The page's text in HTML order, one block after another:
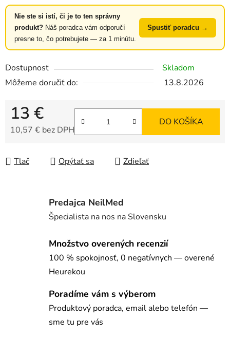
Nie ste si istí, či je to ten správny
produkt?Náš poradca vám odporučí
presne to, čo potrebujete — za 1 minútu.
Spustiť poradcu →
Dostupnosť
Skladom
Môžeme doručiť do:
13.8.2026
13 €
10,57 € bez DPH
DO KOŠÍKA
Tlač Opýtať sa Zdieľať
Predajca NeilMed
Špecialista na nos na Slovensku
Množstvo overených recenzií
100 % spokojnosť, 0 negatívnych — overené
Heurekou
Poradíme vám s výberom
Produktový poradca, email alebo telefón —
sme tu pre vás